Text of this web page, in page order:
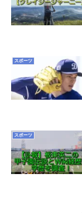
スポーツ
スポーツ